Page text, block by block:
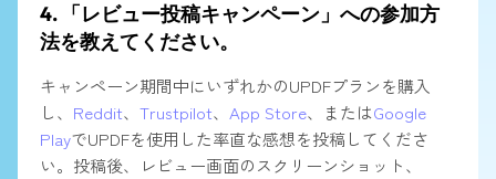
4. 「レビュー投稿キャンペーン」への参加方
法を教えてください。
キャンペーン期間中にいずれかのUPDFプランを購入
し、 Reddit、 Trustpilot、 App Store、またはGoogle
PlayでUPDFを使用した率直な感想を投稿してくださ
い。投稿後、レビュー画面のスクリーンショット、